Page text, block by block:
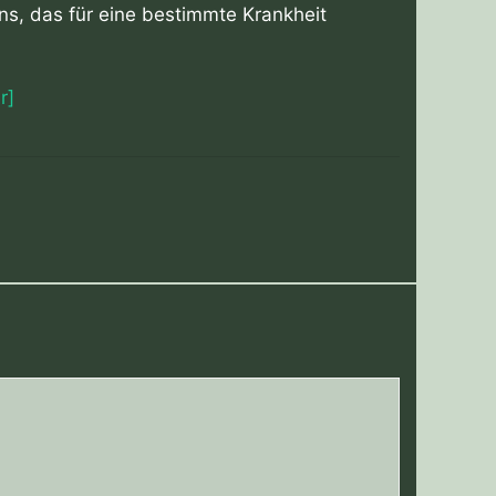
das für eine bestimmte Krankheit